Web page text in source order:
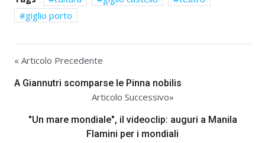
giglio porto
« Articolo Precedente
A Giannutri scomparse le Pinna nobilis
Articolo Successivo»
"Un mare mondiale", il videoclip: auguri a Manila
Flamini per i mondiali